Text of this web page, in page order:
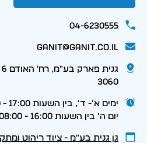
04-6230555
ganit@ganit.co.il
3060
ימים א׳- ד׳, בין השעות 17:00 - 08:00
יום ה׳ בין השעות 16:00 - 08:00
גן גנית בע״מ - ציוד ריהוט